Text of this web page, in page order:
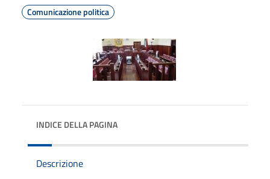
Comunicazione politica
INDICE DELLA PAGINA
Descrizione